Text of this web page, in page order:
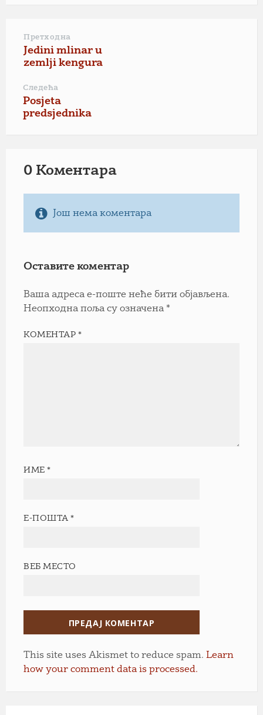
Претходна
Jedini mlinar u
zemlji kengura
Следећа
Posjeta
predsjednika
0 Коментарa
Још нема коментара
Оставите коментар
Ваша адреса е-поште неће бити објављена.
Неопходна поља су означена *
КОМЕНТАР*
ИМЕ*
Е-ПОШТА*
ВЕБ МЕСТО
This site uses Akismet to reduce spam. Learn
how your comment data is processed.